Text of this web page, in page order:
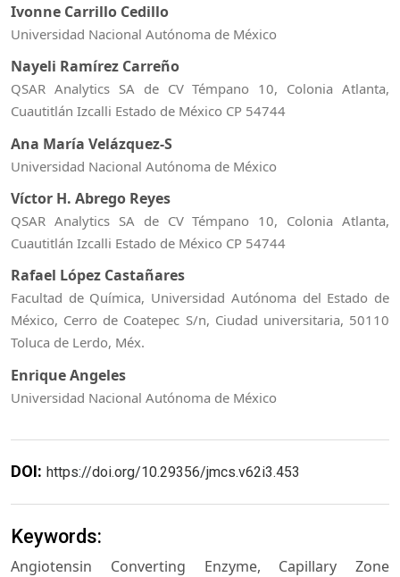
Ivonne Carrillo Cedillo
Universidad Nacional Autónoma de México
Nayeli Ramírez Carreño
QSAR Analytics SA de CV Témpano 10, Colonia Atlanta,
Cuautitlán Izcalli Estado de México CP 54744
Ana María Velázquez-S
Universidad Nacional Autónoma de México
Víctor H. Abrego Reyes
QSAR Analytics SA de CV Témpano 10, Colonia Atlanta,
Cuautitlán Izcalli Estado de México CP 54744
Rafael López Castañares
Facultad de Química, Universidad Autónoma del Estado de
México, Cerro de Coatepec S/n, Ciudad universitaria, 50110
Toluca de Lerdo, Méx.
Enrique Angeles
Universidad Nacional Autónoma de México
DOI: https://doi.org/10.29356/jmcs.v62i3.453
Keywords:
Angiotensin Converting Enzyme, Capillary Zone